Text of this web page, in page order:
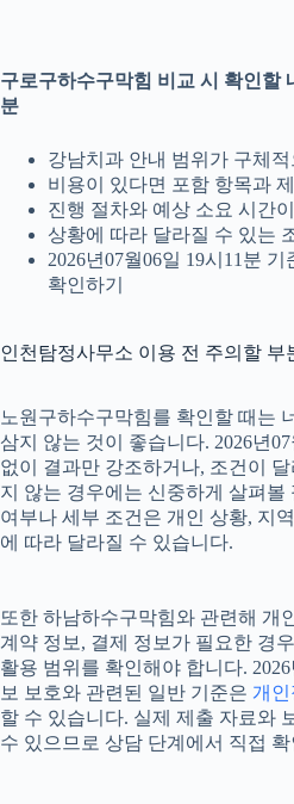
구로구하수구막힘 비교 시 확인할
분
강남치과 안내 범위가 구체
비용이 있다면 포함 항목과
진행 절차와 예상 소요 시간
상황에 따라 달라질 수 있는
2026년07월06일 19시11분
확인하기
인천탐정사무소 이용 전 주의할 부
노원구하수구막힘를 확인할 때는
삼지 않는 것이 좋습니다. 2026년
없이 결과만 강조하거나, 조건이
지 않는 경우에는 신중하게 살펴볼
여부나 세부 조건은 개인 상황, 지
에 따라 달라질 수 있습니다.
또한 하남하수구막힘와 관련해 개
계약 정보, 결제 정보가 필요한 경
활용 범위를 확인해야 합니다.
보 보호와 관련된 일반 기준은 개
할 수 있습니다. 실제 제출 자료와
수 있으므로 상담 단계에서 직접